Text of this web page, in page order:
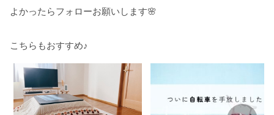
よかったらフォローお願いします🌸
こちらもおすすめ♪